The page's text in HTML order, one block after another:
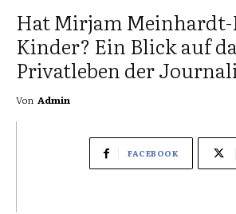
Hat Mirjam
Kinder? Ein Blick auf
Privatleben der
Von Admin
FACEBOOK